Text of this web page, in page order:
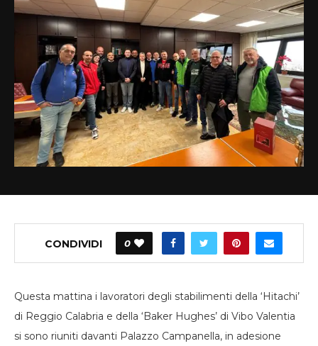
CONDIVIDI 0
Questa mattina i lavoratori degli stabilimenti della ‘Hitachi’
di Reggio Calabria e della ‘Baker Hughes’ di Vibo Valentia
si sono riuniti davanti Palazzo Campanella, in adesione